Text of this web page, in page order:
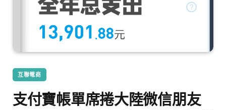
互聯電商
支付寶帳單席捲大陸微信朋友